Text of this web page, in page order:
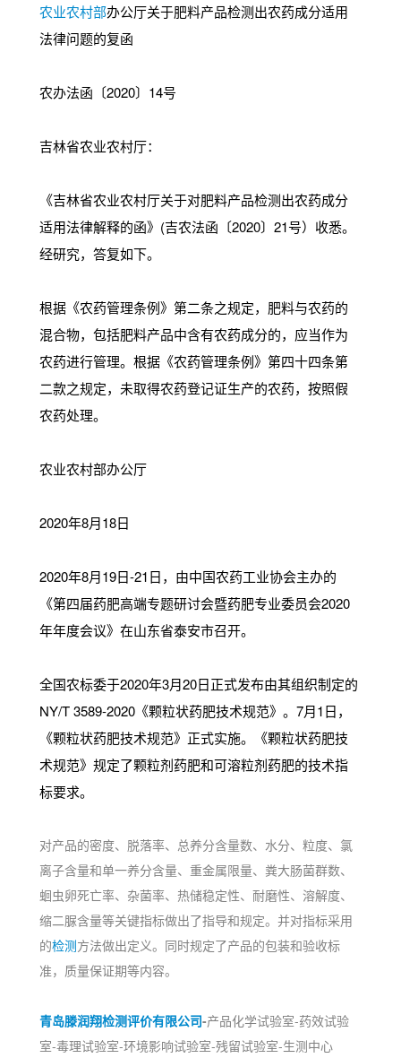
农业农村部办公厅关于肥料产品检测出农药成分适用
法律问题的复函
农办法函〔2020〕14号
吉林省农业农村厅：
《吉林省农业农村厅关于对肥料产品检测出农药成分
适用法律解释的函》(吉农法函〔2020〕21号）收悉。
经研究，答复如下。
根据《农药管理条例》第二条之规定，肥料与农药的
混合物，包括肥料产品中含有农药成分的，应当作为
农药进行管理。根据《农药管理条例》第四十四条第
二款之规定，未取得农药登记证生产的农药，按照假
农药处理。
农业农村部办公厅
2020年8月18日
2020年8月19日-21日，由中国农药工业协会主办的
《第四届药肥高端专题研讨会暨药肥专业委员会2020
年年度会议》在山东省泰安市召开。
全国农标委于2020年3月20日正式发布由其组织制定的
NY/T 3589-2020《颗粒状药肥技术规范》。7月1日，
《颗粒状药肥技术规范》正式实施。《颗粒状药肥技
术规范》规定了颗粒剂药肥和可溶粒剂药肥的技术指
标要求。
对产品的密度、脱落率、总养分含量数、水分、粒度、氯
离子含量和单一养分含量、重金属限量、粪大肠菌群数、
蛔虫卵死亡率、杂菌率、热储稳定性、耐磨性、溶解度、
缩二脲含量等关键指标做出了指导和规定。并对指标采用
的检测方法做出定义。同时规定了产品的包装和验收标
准，质量保证期等内容。
青岛滕润翔检测评价有限公司-产品化学试验室-药效试验
室-毒理试验室-环境影响试验室-残留试验室-生测中心